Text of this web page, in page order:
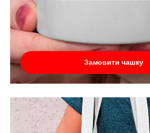
Замовити чашку